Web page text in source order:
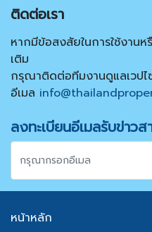
ติดต่อเรา
หากมีข้อสงสัยในการใช้งาน
เติม
กรุณาติดต่อทีมงานดูแลเวปไ
อีเมล
ลงทะเบียนอีเมลรับข่าวส
หน้าหลัก